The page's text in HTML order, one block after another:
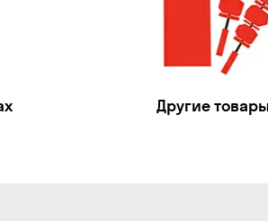
Другие товары